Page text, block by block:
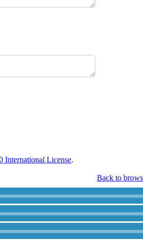
International License.
Back to